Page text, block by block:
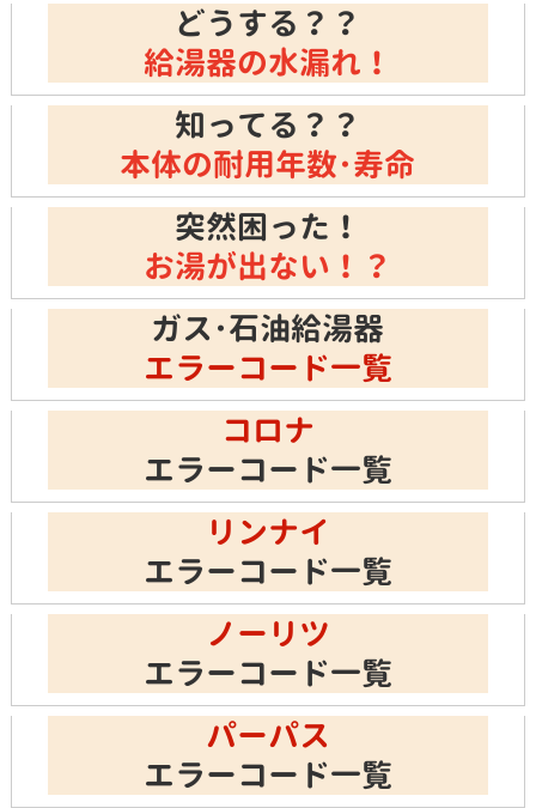
どうする？？
給湯器の水漏れ！
知ってる？？
本体の耐用年数･寿命
突然困った！
お湯が出ない！？
ガス･石油給湯器
エラーコード一覧
コロナ
エラーコード一覧
リンナイ
エラーコード一覧
ノーリツ
エラーコード一覧
パーパス
エラーコード一覧